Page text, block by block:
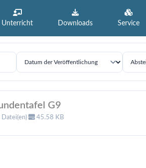
Unterricht Downloads Service
G9
45.58 KB